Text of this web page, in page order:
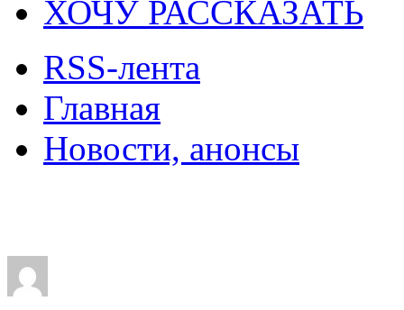
ХОЧУ РАССКАЗАТЬ
RSS-лента
Главная
Новости, анонсы